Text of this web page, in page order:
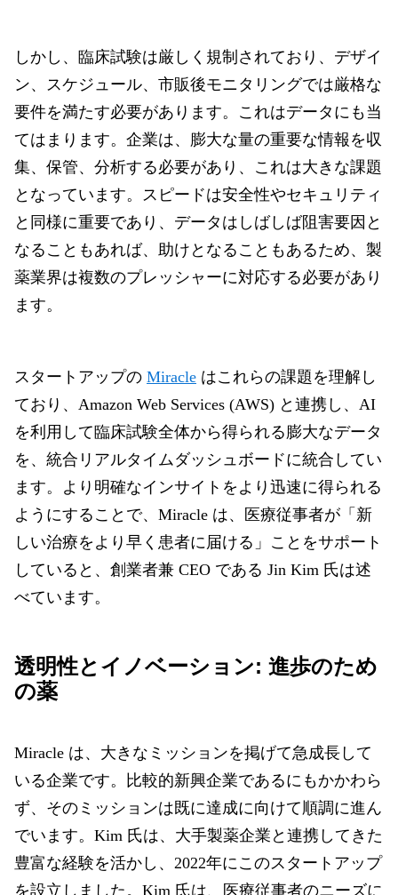
しかし、臨床試験は厳しく規制されており、デザイ
ン、スケジュール、市販後モニタリングでは厳格な
要件を満たす必要があります。これはデータにも当
てはまります。企業は、膨大な量の重要な情報を収
集、保管、分析する必要があり、これは大きな課題
となっています。スピードは安全性やセキュリティ
と同様に重要であり、データはしばしば阻害要因と
なることもあれば、助けとなることもあるため、製
薬業界は複数のプレッシャーに対応する必要があり
ます。
スタートアップの Miracle はこれらの課題を理解し
ており、Amazon Web Services (AWS) と連携し、AI
を利用して臨床試験全体から得られる膨大なデータ
を、統合リアルタイムダッシュボードに統合してい
ます。より明確なインサイトをより迅速に得られる
ようにすることで、Miracle は、医療従事者が「新
しい治療をより早く患者に届ける」ことをサポート
していると、創業者兼 CEO である Jin Kim 氏は述
べています。
透明性とイノベーション: 進歩のため
の薬
Miracle は、大きなミッションを掲げて急成長して
いる企業です。
比較的新興企業であるにもかかわら
ず、そのミッションは既に達成に向けて順調に進ん
でいます。Kim 氏は、大手製薬企業と連携してきた
豊富な経験を活かし、2022年にこのスタートアップ
を設立しました。Kim 氏は、医療従事者のニーズに